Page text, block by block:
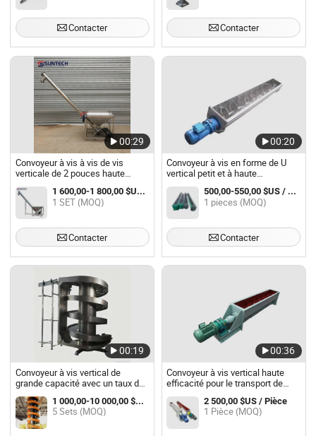
Contacter Contacter
00:29
Convoyeur à vis à vis de vis
verticale de 2 pouces haute
efficacité avec trémie
1 600,00-1 800,00 $US / SET
1 SET (MOQ)
Contacter
00:20
Convoyeur à vis en forme de U
vertical petit et à haute
productivité pour ciment et
granulés de copeaux de bois
500,00-550,00 $US / pieces
1 pieces (MOQ)
Contacter
00:19
Convoyeur à vis vertical de
grande capacité avec un taux de
livraison élevé
1 000,00-10 000,00 $US / Jeu
5 Sets (MOQ)
00:36
Convoyeur à vis vertical haute
efficacité pour le transport de
matériaux en vrac
2 500,00 $US / Pièce
1 Pièce (MOQ)